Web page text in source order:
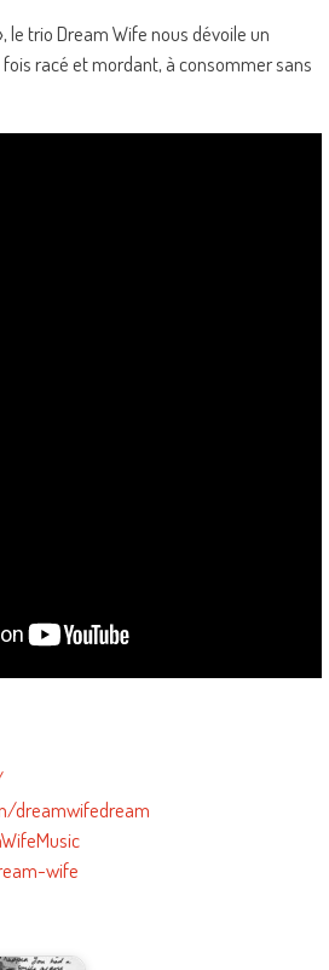
le trio Dream Wife nous dévoile un
racé et mordant, à consommer sans
dreamwifedream
wife